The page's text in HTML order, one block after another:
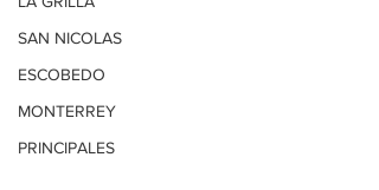
SAN NICOLAS
ESCOBEDO
MONTERREY
PRINCIPALES